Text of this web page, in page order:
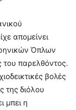
απομείνει
Όπλων
του παρελθόντος.
βολές
της διόλου
μπει η